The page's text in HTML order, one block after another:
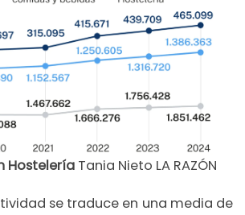
Hostelería Tania Nieto LA RAZÓN
se traduce en una media de